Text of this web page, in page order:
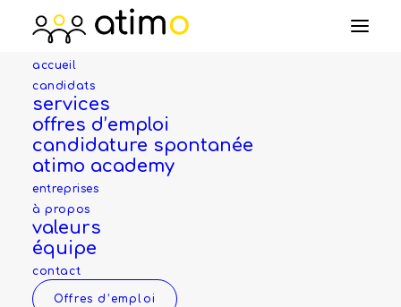
accueil
candidats
services
offres d’emploi
candidature spontanée
atimo academy
entreprises
à propos
valeurs
équipe
contact
Offres d’emploi
ouvrière de production
(H/F/X)
Entreprise
Pour préserver l'anonymat de nos clients,